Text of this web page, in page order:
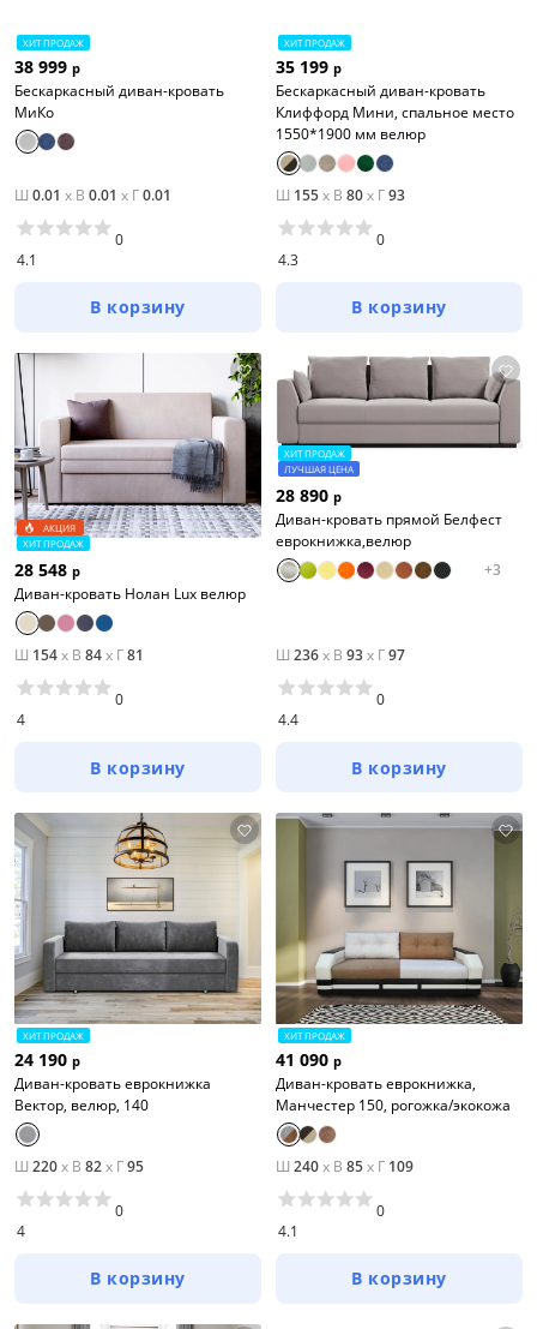
ХИТ ПРОДАЖ
38 999 р
Бескаркасный диван-кровать
МиКо
Ш 0.01 x В 0.01 x Г0.01
4.1
0
В корзину
ХИТ ПРОДАЖ
35 199 р
Бескаркасный диван-кровать
Клиффорд Мини, спальное место
1550*1900 мм велюр
Ш 155x В 80x Г93
4.3
0
В корзину
АКЦИЯ
ХИТ ПРОДАЖ
28 548 р
Диван-кровать Нолан Lux велюр
Ш 154x В 84x Г81
4
0
В корзину
ХИТ ПРОДАЖ
ЛУЧШАЯ ЦЕНА
28 890 р
Диван-кровать прямой Белфест
еврокнижка,велюр
+3
Ш 236x В 93x Г97
4.4
0
В корзину
ХИТ ПРОДАЖ
24 190 р
Диван-кровать еврокнижка
Вектор, велюр, 140
Ш 220x В 82x Г95
4
0
В корзину
ХИТ ПРОДАЖ
41 090 р
Диван-кровать еврокнижка,
Манчестер 150, рогожка/экокожа
Ш 240x В 85x Г 109
4.1
0
В корзину